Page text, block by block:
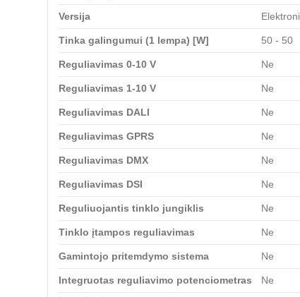
Versija
Tinka galingumui (1 lempa) [W] 50 - 50
Reguliavimas 0-10 V Ne
Reguliavimas 1-10 V Ne
Reguliavimas DALI Ne
Reguliavimas GPRS Ne
Reguliavimas DMX Ne
Reguliavimas DSI Ne
Reguliuojantis tinklo jungiklis Ne
Tinklo įtampos reguliavimas Ne
Gamintojo pritemdymo sistema Ne
Integruotas reguliavimo potenciometras Ne